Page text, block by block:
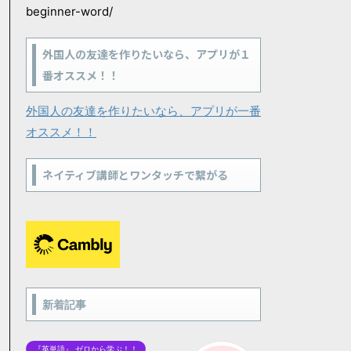
beginner-word/
外国人の友達を作りたいなら、アプリが１
番オススメ！！
外国人の友達を作りたいなら、アプリが一番
オススメ！！
ネイティブ講師とワンタッチで繋がる
新着記事
『英単語』 ゼロから学ぶ！！